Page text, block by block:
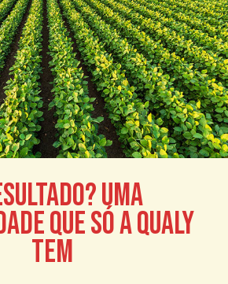
UMA
QUE SÓ AQUALY
TEM